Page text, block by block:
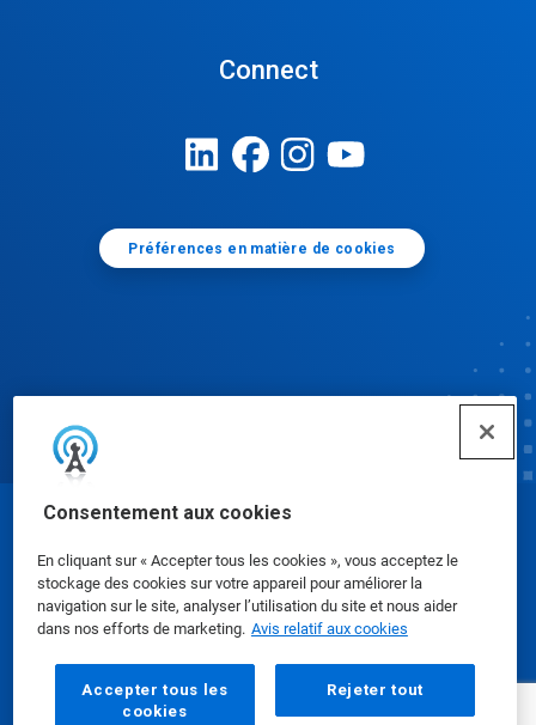
Consentement aux cookies
En cliquant sur « Accepter tous les cookies », vous acceptez le
stockage des cookies sur votre appareil pour améliorer la
navigation sur le site, analyser l’utilisation du site et nous aider
dans nos efforts de marketing. Avis relatif aux cookies
Accepter tous les
cookies
Rejeter tout
Connect
Préférences en matière de cookies
Fiches signalétiques|Politique de confidentialité
Modalités d'utilisation